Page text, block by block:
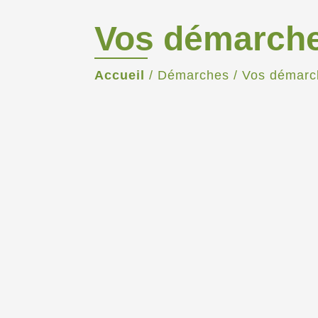
Vos
Accueil / Démarches / Vos